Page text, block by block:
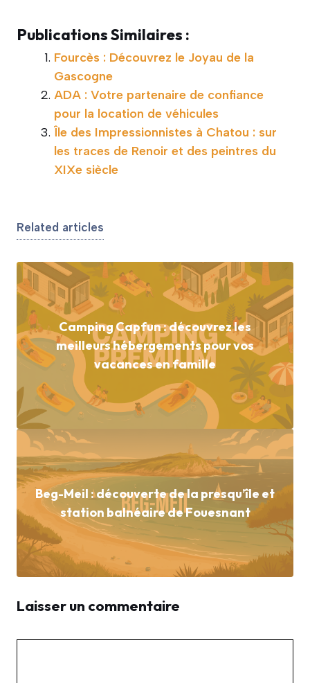
Publications Similaires :
Fourcès : Découvrez le Joyau de la
Gascogne
ADA : Votre partenaire de confiance
pour la location de véhicules
Île des Impressionnistes à Chatou : sur
les traces de Renoir et des peintres du
XIXe siècle
Related articles
Camping Capfun : découvrez les
meilleurs hébergements pour vos
vacances en famille
Beg-Meil : découverte de la presqu’île et
station balnéaire de Fouesnant
Laisser un commentaire